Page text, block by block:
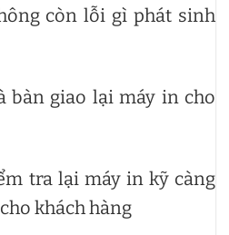
còn lỗi gì phát sinh
bàn giao lại máy in cho
tra lại máy in kỹ càng
khách hàng